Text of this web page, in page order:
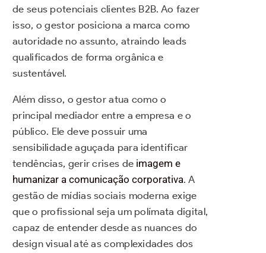
de seus potenciais clientes B2B. Ao fazer
isso, o gestor posiciona a marca como
autoridade no assunto, atraindo leads
qualificados de forma orgânica e
sustentável.
Além disso, o gestor atua como o
principal mediador entre a empresa e o
público. Ele deve possuir uma
sensibilidade aguçada para identificar
tendências, gerir crises de imagem e
humanizar a comunicação corporativa. A
gestão de mídias sociais moderna exige
que o profissional seja um polímata digital,
capaz de entender desde as nuances do
design visual até as complexidades dos